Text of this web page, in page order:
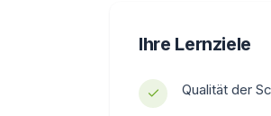
Ihre Lernziele
Qualität der